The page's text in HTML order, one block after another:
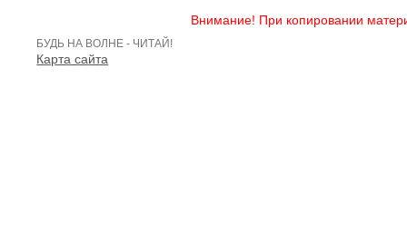
Внимание! При копировании
БУДЬ НА ВОЛНЕ - ЧИТАЙ!
Карта сайта